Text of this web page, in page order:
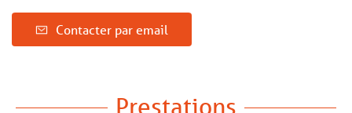
Contacter par email
Prestations